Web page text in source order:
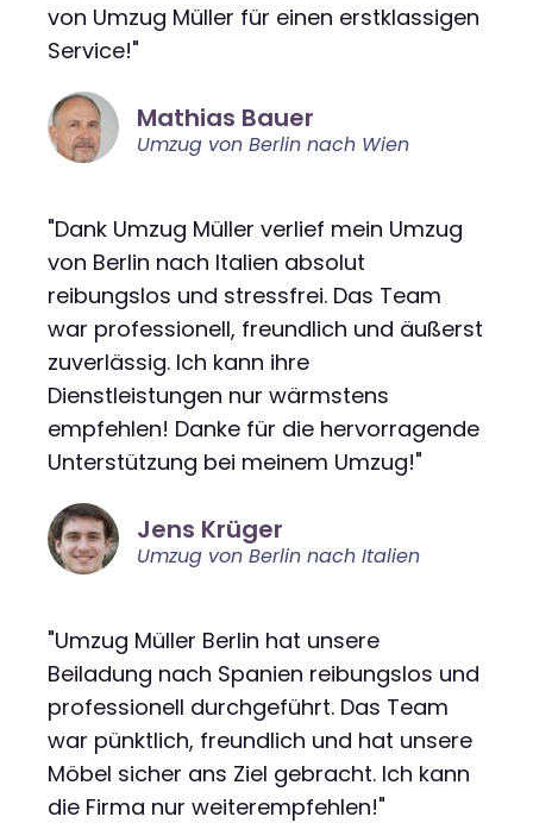
von Umzug Müller für einen erstklassigen
Service!"
Mathias Bauer
Umzug von Berlin nach Wien
"Dank Umzug Müller verlief mein Umzug
von Berlin nach Italien absolut
reibungslos und stressfrei. Das Team
war professionell, freundlich und äußerst
zuverlässig. Ich kann ihre
Dienstleistungen nur wärmstens
empfehlen! Danke für die hervorragende
Unterstützung bei meinem Umzug!"
Jens Krüger
Umzug von Berlin nach Italien
"Umzug Müller Berlin hat unsere
Beiladung nach Spanien reibungslos und
professionell durchgeführt. Das Team
war pünktlich, freundlich und hat unsere
Möbel sicher ans Ziel gebracht. Ich kann
die Firma nur weiterempfehlen!"